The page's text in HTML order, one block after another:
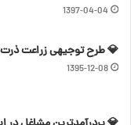
1397-04-04
💎 طرح توجیهی زراعت
1395-12-08